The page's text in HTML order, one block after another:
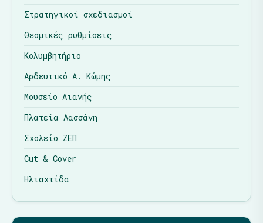
Στρατηγικοί σχεδιασμοί
Θεσμικές ρυθμίσεις
Κολυμβητήριο
Αρδευτικό Α. Κώμης
Μουσείο Αιανής
Πλατεία Λασσάνη
Σχολείο ΖΕΠ
Cut & Cover
Ηλιαχτίδα